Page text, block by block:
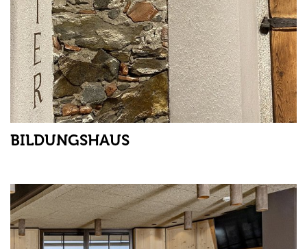
BILDUNGSHAUS